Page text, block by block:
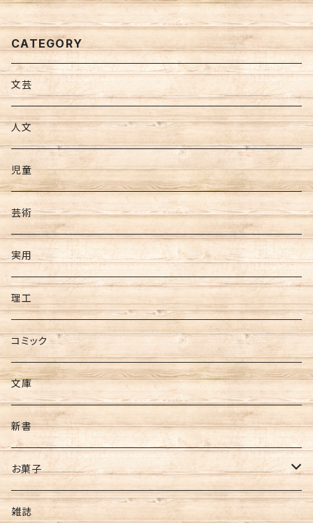
CATEGORY
文芸
人文
児童
芸術
実用
理工
コミック
文庫
新書
お菓子
芋ようかん
雑誌